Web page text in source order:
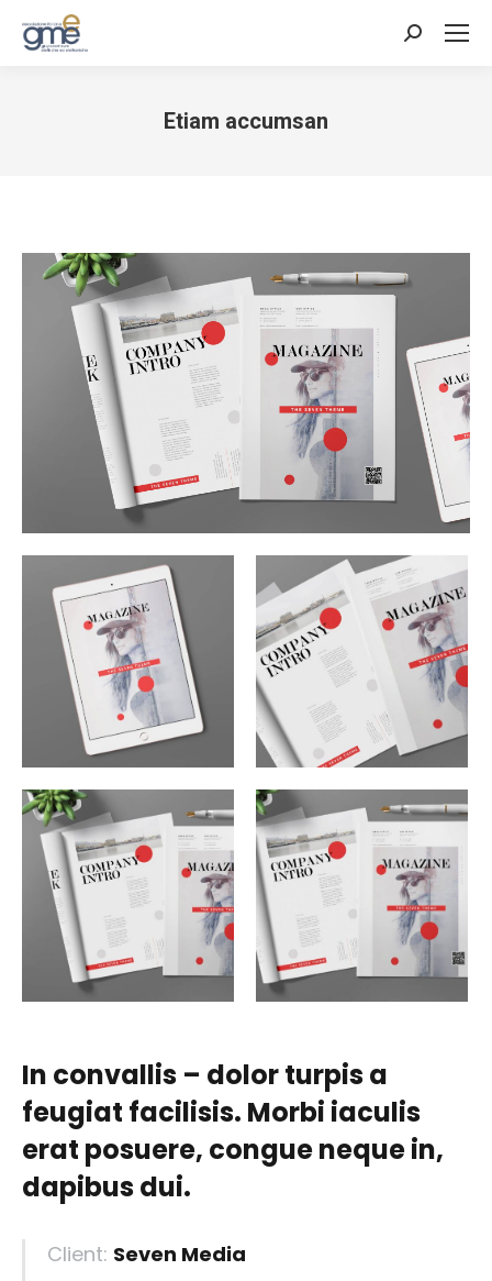
Cerca:
Etiam accumsan
In convallis – dolor turpis a
feugiat facilisis. Morbi iaculis
erat posuere, congue neque in,
dapibus dui.
Client: Seven Media